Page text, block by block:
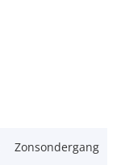
Zonsondergang